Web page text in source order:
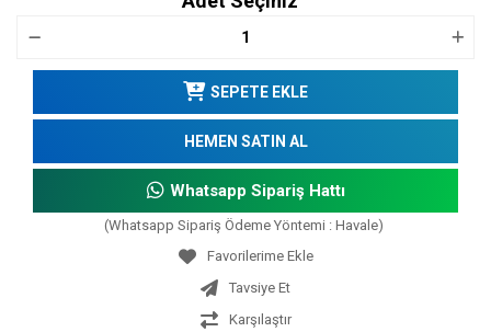
SEPETE EKLE
HEMEN SATIN AL
Whatsapp Sipariş Hattı
(Whatsapp Sipariş Ödeme Yöntemi : Havale)
Tavsiye Et
Karşılaştır